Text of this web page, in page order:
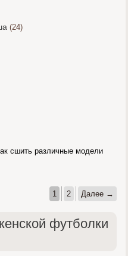
(24)
сшить различные модели
1 2 Далее →
футболки